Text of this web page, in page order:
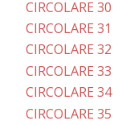
CIRCOLARE 30
CIRCOLARE 31
CIRCOLARE 32
CIRCOLARE 33
CIRCOLARE 34
CIRCOLARE 35